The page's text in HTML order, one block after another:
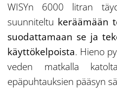
WISYn 6000 litran
suunniteltu keräämään
suodattamaan se ja
käyttökelpoista. Hieno
veden matkalla
epäpuhtauksien pääsyn